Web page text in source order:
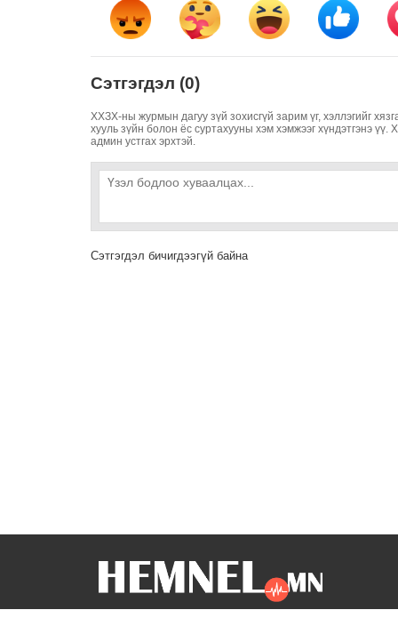
Сэтгэгдэл (0)
ХХЗХ-ны журмын дагуу зүй зохисгүй зарим үг, хэллэгийг
хууль зүйн болон ёс суртахууны хэм хэмжээг хүндэтгэнэ үү.
админ устгах эрхтэй.
Сэтгэгдэл бичигдээгүй байна